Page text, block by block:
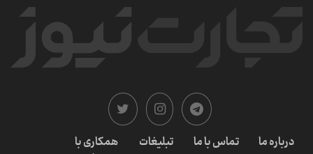
درباره ما تماس با ما تبلیغات
همکاری با